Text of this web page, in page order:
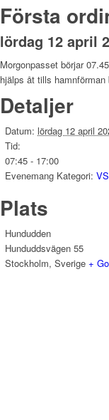
Första
lördag 12 april
Morgonpasset börjar
hjälps åt tills
Detaljer
Datum: lördag 12 april
Tid:
07:45 - 17:00
Evenemang Kategori:
Plats
Hundudden
Hunduddsvägen 55
Stockholm, Sverige +